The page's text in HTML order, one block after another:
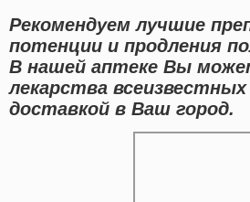
Рекомендуем лучшие
потенции и продления
В нашей аптеке Вы
лекарства
доставкой в Ваш город.